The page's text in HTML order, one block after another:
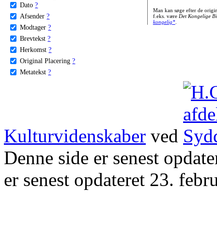
Dato ?
Afsender ?
Modtager ?
Brevtekst ?
Herkomst ?
Original Placering ?
Metatekst ?
Man kan søge efter de
f.eks. være Det Kongelige
kongelig*.
Kulturvidenskaber ved
Denne side er senest
er senest opdateret 23.